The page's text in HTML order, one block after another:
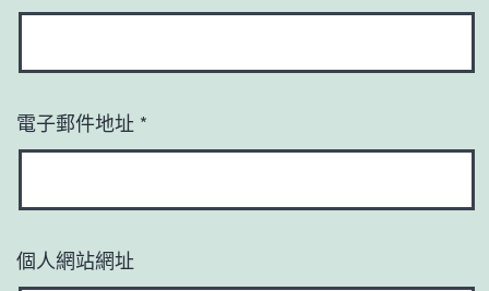
電子郵件地址 *
個人網站網址